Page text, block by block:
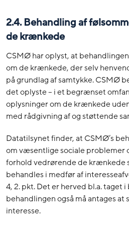
2.4. Behandling af
de krænkede
CSMØ har oplyst, at
om de krænkede, der selv
på grundlag af samtykke. CSMØ
det oplyste – i et begrænset
oplysninger om de krænkede
med rådgivning af og støttende
Datatilsynet finder, at CSMØ’s
om væsentlige sociale problemer
forhold vedrørende de krænkede
behandles i medfør af
4, 2. pkt. Det er herved bl.a. taget
behandlingen også må antages
interesse.